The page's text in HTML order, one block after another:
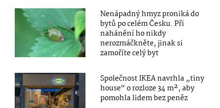
Nenápadný hmyz proniká do
bytů po celém Česku. Při
nahánění ho nikdy
nerozmáčkněte, jinak si
zamoříte celý byt
Společnost IKEA navrhla „tiny
house“ o rozloze 34 m², aby
pomohla lidem bez peněz